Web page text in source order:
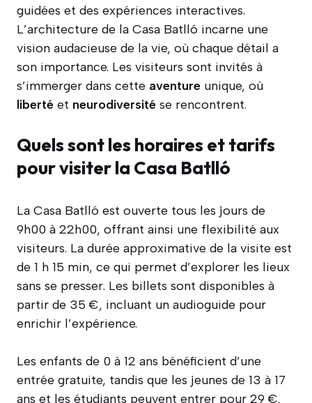
guidées et des expériences interactives.
L’architecture de la Casa Batlló incarne une
vision audacieuse de la vie, où chaque détail a
son importance. Les visiteurs sont invités à
s’immerger dans cette aventure unique, où
liberté et neurodiversité se rencontrent.
Quels sont les horaires et tarifs
pour visiter la Casa Batlló
La Casa Batlló est ouverte tous les jours de
9h00 à 22h00, offrant ainsi une flexibilité aux
visiteurs. La durée approximative de la visite est
de 1 h 15 min, ce qui permet d’explorer les lieux
sans se presser. Les billets sont disponibles à
partir de 35 €, incluant un audioguide pour
enrichir l’expérience.
Les enfants de 0 à 12 ans bénéficient d’une
entrée gratuite, tandis que les jeunes de 13 à 17
ans et les étudiants peuvent entrer pour 29 €.